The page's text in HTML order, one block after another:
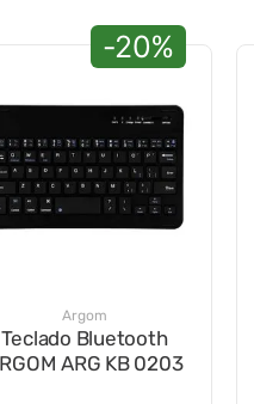
-20%
Argom
Teclado Bluetooth
ARGOM ARG KB 0203